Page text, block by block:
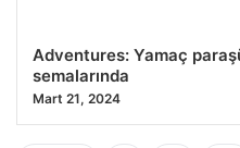
Adventures: Yamaç
semalarında
Mart 21, 2024